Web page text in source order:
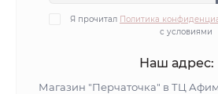
Я прочитал Политика
с условиями
Наш адрес:
Магазин "Перчаточка" в ТЦ